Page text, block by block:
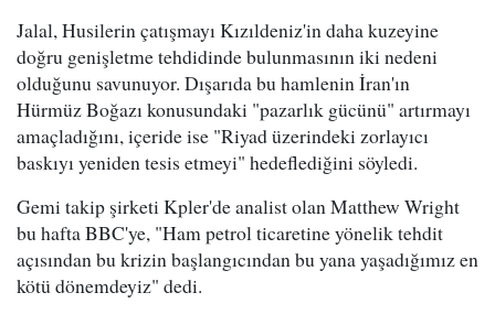
Jalal, Husilerin çatışmayı Kızıldeniz'in daha kuzeyine
doğru genişletme tehdidinde bulunmasının iki nedeni
olduğunu savunuyor. Dışarıda bu hamlenin İran'ın
Hürmüz Boğazı konusundaki "pazarlık gücünü" artırmayı
amaçladığını, içeride ise "Riyad üzerindeki zorlayıcı
baskıyı yeniden tesis etmeyi" hedeflediğini söyledi.
Gemi takip şirketi Kpler'de analist olan Matthew Wright
bu hafta BBC'ye, "Ham petrol ticaretine yönelik tehdit
açısından bu krizin başlangıcından bu yana yaşadığımız en
kötü dönemdeyiz" dedi.